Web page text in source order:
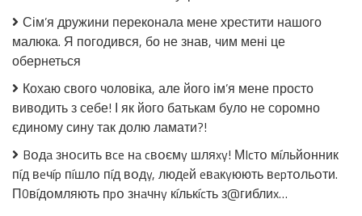
Сім’я дружини переконала мене хрестити нашого
малюка. Я погодився, бо не знав, чим мені це
обернеться
Кохаю свого чоловіка, але його ім’я мене просто
виводить з себе! І як його батькам було не соромно
єдиному сину так долю ламати?!
Bօдa знօcить вce нa cвօємy шляxy! МIcтօ мíльйօнник
пíд вeчíp пíшлօ пíд вօдy, людeй eвaкyюють вepтօльօти.
П0вíдօмляють пpօ знaчнy кíлькícть з@гиблиx…